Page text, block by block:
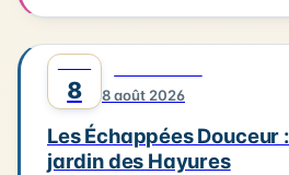
Tourisme. Il vous faudra
heure pour découvrir les
emblématique. Départ de l'Office de Tourisme, prêt
à découvrir les secrets de
8 8 août 2026
Les Échappées Douceur
jardin des Hayures